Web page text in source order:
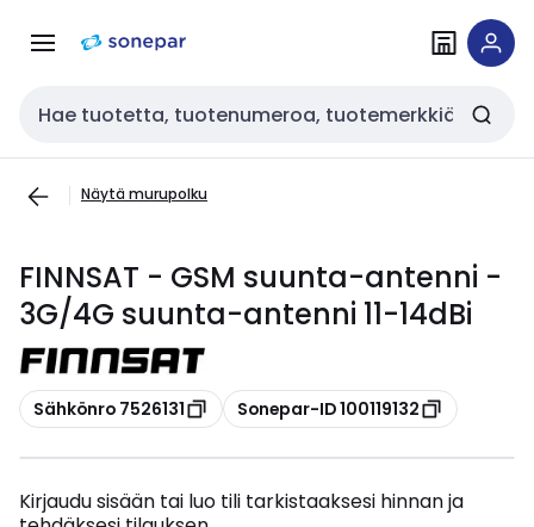
navigointiinsisältöön
Haku
Näytä murupolku
FINNSAT - GSM suunta-antenni -
3G/4G suunta-antenni 11-14dBi
Kopioi
Sähkönro 7526131 Kopioi
Sonepar-ID 100119132
Kirjaudu sisään tai luo tili tarkistaaksesi hinnan ja